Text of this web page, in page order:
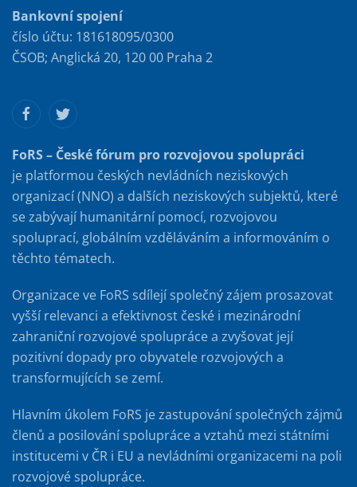
Bankovní spojení
číslo účtu: 181618095/0300
ČSOB; Anglická 20, 120 00 Praha 2
FoRS – České fórum pro rozvojovou spolupráci
je platformou českých nevládních neziskových
organizací (NNO) a dalších neziskových subjektů, které
se zabývají humanitární pomocí, rozvojovou
spoluprací, globálním vzděláváním a informováním o
těchto tématech.
Organizace ve FoRS sdílejí společný zájem prosazovat
vyšší relevanci a efektivnost české i mezinárodní
zahraniční rozvojové spolupráce a zvyšovat její
pozitivní dopady pro obyvatele rozvojových a
transformujících se zemí.
Hlavním úkolem FoRS je zastupování společných zájmů
členů a posilování spolupráce a vztahů mezi státními
institucemi v ČR i EU a nevládními organizacemi na poli
rozvojové spolupráce.